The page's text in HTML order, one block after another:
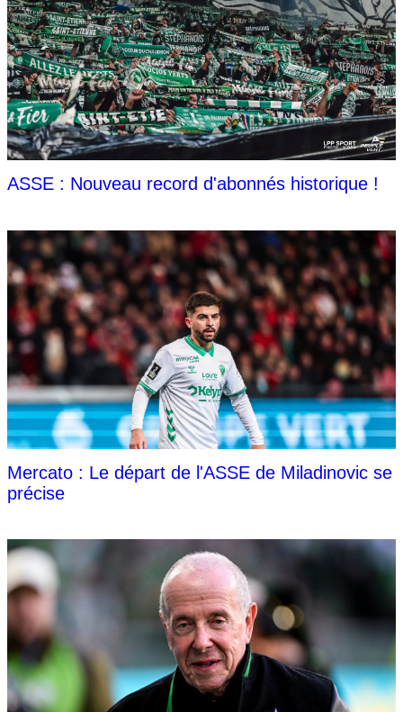
ASSE : Nouveau record d'abonnés historique !
Mercato : Le départ de l'ASSE de Miladinovic se
précise